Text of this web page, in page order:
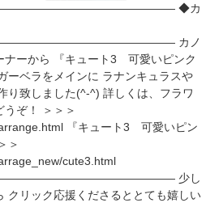
◆カ
カノ
ナーから 『キュート3 可愛いピンク
ーベラをメインに ラナンキュラスや
り致しました(^-^) 詳しくは、フラワ
うぞ！ ＞＞＞
『キュート3 可愛いピン
＞
cute3.html
少し
クリック応援くださるととても嬉しい